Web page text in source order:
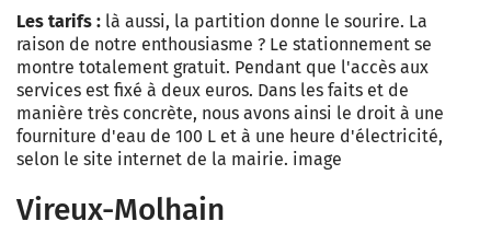
Les tarifs : là aussi, la partition donne le sourire. La
raison de notre enthousiasme ? Le stationnement se
montre totalement gratuit. Pendant que l'accès aux
services est fixé à deux euros. Dans les faits et de
manière très concrète, nous avons ainsi le droit à une
fourniture d'eau de 100 L et à une heure d'électricité,
selon le site internet de la mairie. image
Vireux-Molhain